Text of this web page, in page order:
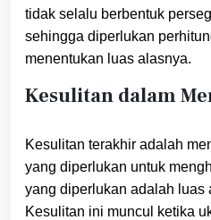
tidak selalu berbentuk
sehingga diperlukan
menentukan luas alasnya.
Kesulitan dalam
Kesulitan terakhir adalah
yang diperlukan untuk
yang diperlukan adalah luas
Kesulitan ini muncul ketika